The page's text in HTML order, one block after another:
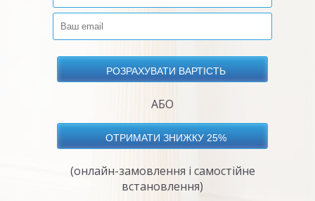
АБО
(онлайн-замовлення і самостійне
встановлення)